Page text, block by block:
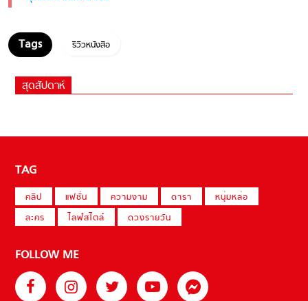
รีวิวหนังสือ
สุดสัปดาห์
TAG
คลิป แฟชั่น ความงาม ดารา
หนุ่มหล่อ
ละคร
ไลฟ์สไตล์ ดวงรายวัน
FOLLOW ME